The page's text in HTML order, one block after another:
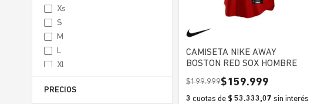
xs
s
m
l
xl
xxl
3xl
CAMISETA NIKE AWAY
BOSTON RED SOX HOMBRE
$199.999$159.999
3 cuotas de $ 53.333,07 sin interés